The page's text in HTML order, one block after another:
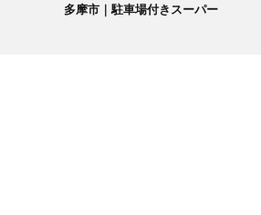
多摩市｜駐車場付きスーパー